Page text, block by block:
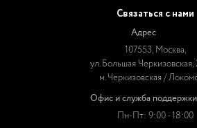
Связаться с нами
Адрес
107553, Москва,
ул. Большая Черкизовская,
м. Черкизовская /
Офис и служба поддержки
Пн-Пт: 9:00 - 18:00